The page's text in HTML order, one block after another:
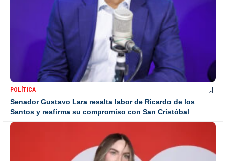
POLÍTICA
Senador Gustavo Lara resalta labor de Ricardo de los
Santos y reafirma su compromiso con San Cristóbal